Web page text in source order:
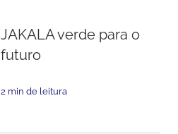
JAKALA verde para o
futuro
2 min de leitura